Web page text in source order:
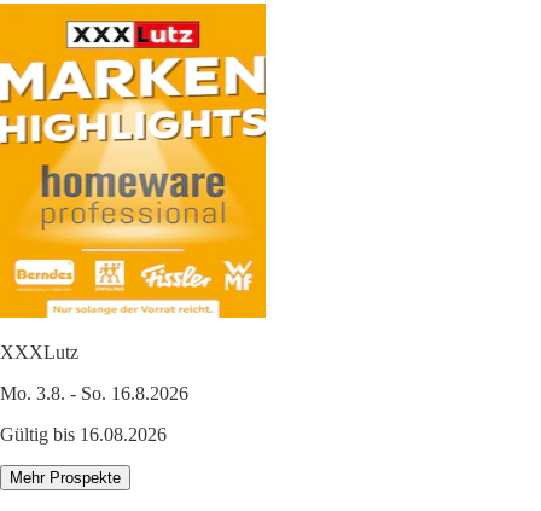
XXXLutz
Mo. 3.8. - So. 16.8.2026
Gültig bis 16.08.2026
Mehr Prospekte